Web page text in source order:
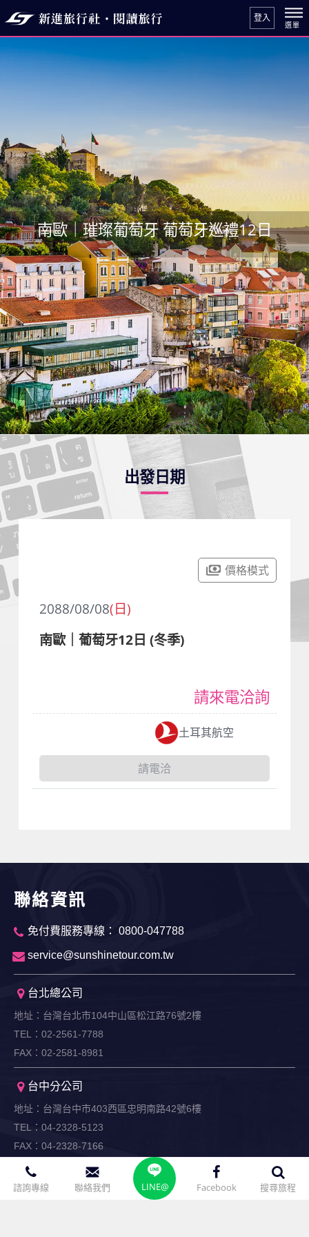
登入
諮詢專線 聯絡我們 LINE@ Facebook 搜尋旅程
南歐｜璀璨葡萄牙 葡萄牙巡禮12日
出發日期
價格模式
2088/08/08(日)
南歐｜葡萄牙12日 (冬季)
土耳其航空
請來電洽詢
請電洽
聯絡資訊
免付費服務專線： 0800-047788
service@sunshinetour.com.tw
台北總公司
地址：台灣台北市104中山區松江路76號2樓
TEL：02-2561-7788
FAX：02-2581-8981
台中分公司
地址：台灣台中市403西區忠明南路42號6樓
TEL：04-2328-5123
FAX：04-2328-7166
高雄分公司
地址：台灣高雄市806前鎮區二聖一路290號8樓之2